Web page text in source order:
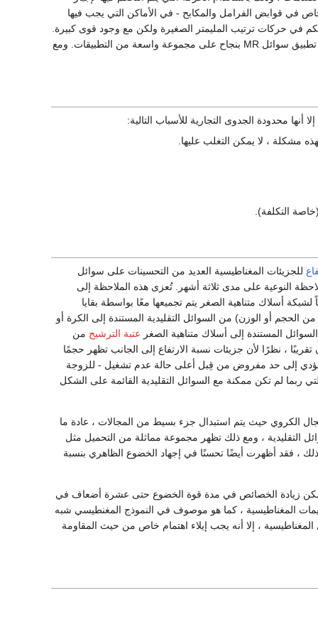
في قوابض الفرامل والمكابح - في الأماكن التي يجب فيها
في حركات ترتيب المليمتر الصغيرة ولكن مع وجود قوى كبيرة.
شهد وضع التدفق الخاص هذا أقل تنفيذاً حتى الآن. بشكل عام ، بين أوضاع التشغيل الثلاثة هذه ، يمكن تطبيق سوائل MR بنجاح على مجموعة واسعة من التطبيقات. ومع
محدودة الجدوى التجارية للأسباب التالية:
مشكلة ، لا يمكن التغلب عليها.
التكلفة).
للجزيئات المغناطيسية العديد من التحسينات على سوائل
النوعية على مدى ثلاثة أشهر. تُعزى هذه الملاحظة إلى
أسلاك متناهية الصغر يتم تجميعها معًا بواسطة بقايا
أو الوزن) من السوائل التقليدية المستندة إلى الكرة أو
عتبة الترشيح من
أقصى للتحميل يصل إلى 35٪ بالوزن تقريبًا ، نظرًا لأن جزيئات نسبة الارتفاع إلى الجانب تظهر حجمًا
يؤدي إلى حد مفروض من قِبل أعلى حالة عدم تشغيل - للزوجة
لم تكن ممكنة مع السوائل التقليدية القائمة على الشكل
الكروي حيث يتم استبدال جزء بسيط من المجالات ، عادة ما
التقليدية ، ومع ذلك تظهر مجموعة مماثلة من التحميل مثل
ذلك ، فقد أظهرت أيضًا تحسنًا في إجهاد الخضوع الظاهري بنسبة
زيادة الخصائص في مدة قوة الخضوع حتى عشرة أضعاف في
المغناطيسية ، كما هو موصوف في النموذج المغنطيسي شبه
، إلا أنه يجب إيلاء اهتمام خاص من حيث المقاومة